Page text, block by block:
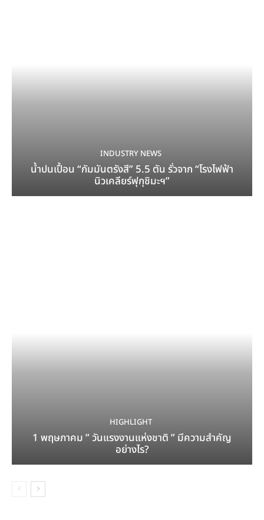
INDUSTRY NEWS
น้ำปนเปื้อน “กัมมันตรังสี” 5.5 ตัน รั่วจาก “โรงไฟฟ้า
นิวเคลียร์ฟุกุชิมะฯ”
HIGHLIGHT
1 พฤษภาคม ” วันแรงงานแห่งชาติ ” มีความสำคัญ
อย่างไร?